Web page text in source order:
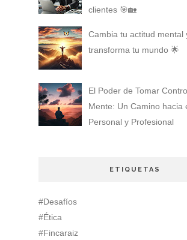
clientes 🎯🏡
Cambia tu actitud mental
transforma tu mundo 🌟
El Poder de Tomar
Mente: Un Camino hacia
Personal y Profesional
ETIQUETAS
#Desafíos
#Ética
#Fincaraiz